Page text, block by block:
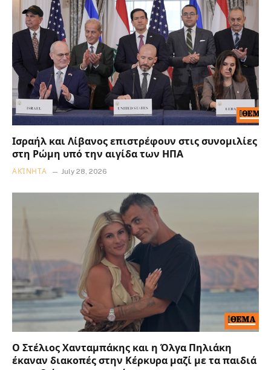
Ισραήλ και Λίβανος επιστρέφουν στις συνομιλίες
στη Ρώμη υπό την αιγίδα των ΗΠΑ
ΑΚΊΝΗΤΑ July 28, 2026
Ο Στέλιος Χανταμπάκης και η Όλγα Πηλιάκη
έκαναν διακοπές στην Κέρκυρα μαζί με τα παιδιά